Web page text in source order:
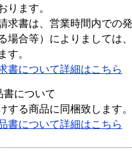
ります。
求書は、営業時間内での
場合等）によりましては
す。
書について詳細はこちら
書について
する商品に同梱致します。
書について詳細はこちら